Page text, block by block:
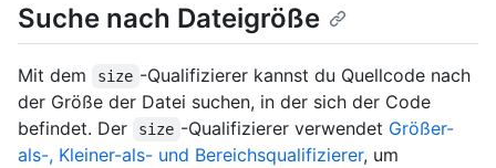
Suche nach Dateigröße
Mit dem size -Qualifizierer kannst du Quellcode nach
der Größe der Datei suchen, in der sich der Code
befindet. Der
size -Qualifizierer verwendet Größer-
als-, Kleiner-als- und Bereichsqualifizierer, um